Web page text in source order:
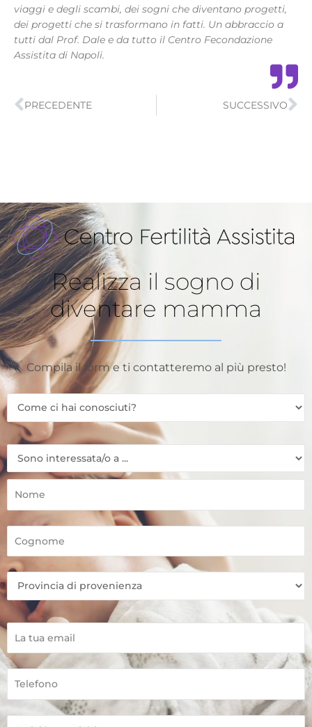
viaggi e degli scambi, dei sogni che diventano progetti,
dei progetti che si trasformano in fatti. Un abbraccio a
tutti dal Prof. Dale e da tutto il Centro Fecondazione
Assistita di Napoli.
Precedente
PRECEDENTE SUCCESSIVO
Realizza il sogno di
diventare mamma
Compila il form e ti contatteremo al più presto!